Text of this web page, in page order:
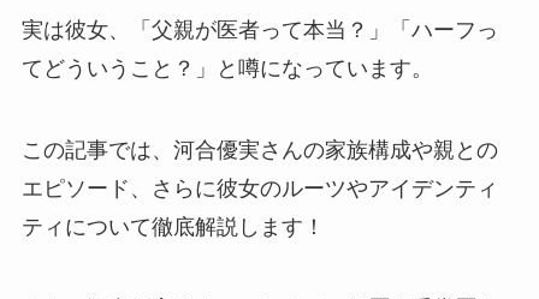
実は彼女、「父親が医者って本当？」「ハーフっ
てどういうこと？」と噂になっています。
この記事では、河合優実さんの家族構成や親との
エピソード、さらに彼女のルーツやアイデンティ
ティについて徹底解説します！